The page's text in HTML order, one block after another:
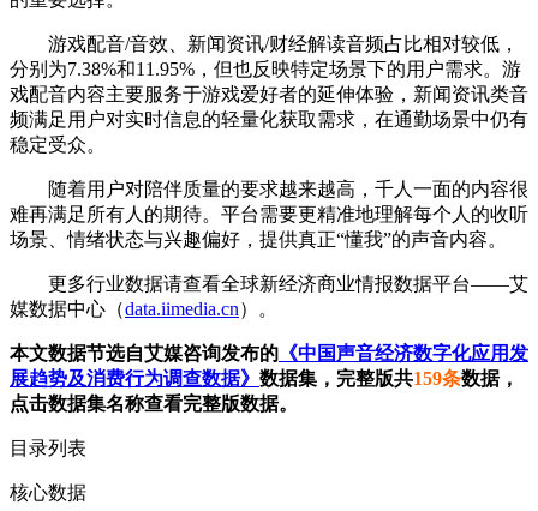
游戏配音/音效、新闻资讯/财经解读音频占比相对较低，
分别为7.38%和11.95%，但也反映特定场景下的用户需求。游
戏配音内容主要服务于游戏爱好者的延伸体验，新闻资讯类音
频满足用户对实时信息的轻量化获取需求，在通勤场景中仍有
稳定受众。
随着用户对陪伴质量的要求越来越高，千人一面的内容很
难再满足所有人的期待。平台需要更精准地理解每个人的收听
场景、情绪状态与兴趣偏好，提供真正“懂我”的声音内容。
更多行业数据请查看全球新经济商业情报数据平台——艾
媒数据中心（data.iimedia.cn）。
本文数据节选自艾媒咨询发布的 《中国声音经济数字化应用发
展趋势及消费行为调查数据》 数据集，完整版共159条数据，
点击数据集名称查看完整版数据。
目录列表
核心数据